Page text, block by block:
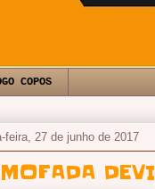
COPOS
feira, 27 de junho de 2017